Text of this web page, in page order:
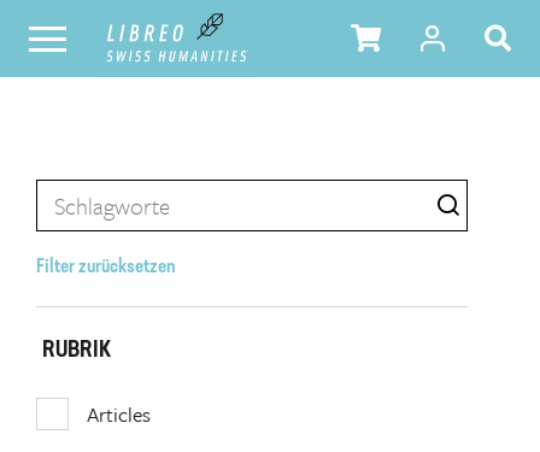
Filter zurücksetzen
RUBRIK
Articles